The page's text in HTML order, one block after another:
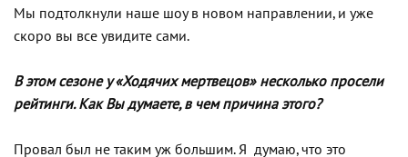
Мы подтолкнули наше шоу в новом направлении, и уже
скоро вы все увидите сами.
В этом сезоне у «Ходячих мертвецов» несколько просели
рейтинги. Как Вы думаете, в чем причина этого?
Провал был не таким уж большим. Я думаю, что это